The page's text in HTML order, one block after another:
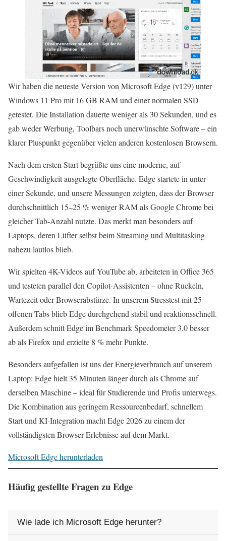
Wir haben die neueste Version von Microsoft Edge (v129) unter
Windows 11 Pro mit 16 GB RAM und einer normalen SSD
getestet. Die Installation dauerte weniger als 30 Sekunden, und es
gab weder Werbung, Toolbars noch unerwünschte Software – ein
klarer Pluspunkt gegenüber vielen anderen kostenlosen Browsern.
Nach dem ersten Start begrüßte uns eine moderne, auf
Geschwindigkeit ausgelegte Oberfläche. Edge startete in unter
einer Sekunde, und unsere Messungen zeigten, dass der Browser
durchschnittlich 15–25 % weniger RAM als Google Chrome bei
gleicher Tab-Anzahl nutzte. Das merkt man besonders auf
Laptops, deren Lüfter selbst beim Streaming und Multitasking
nahezu lautlos blieb.
Wir spielten 4K-Videos auf YouTube ab, arbeiteten in Office 365
und testeten parallel den Copilot-Assistenten – ohne Ruckeln,
Wartezeit oder Browserabstürze. In unserem Stresstest mit 25
offenen Tabs blieb Edge durchgehend stabil und reaktionsschnell.
Außerdem schnitt Edge im Benchmark Speedometer 3.0 besser
ab als Firefox und erzielte 8 % mehr Punkte.
Besonders aufgefallen ist uns der Energieverbrauch auf unserem
Laptop: Edge hielt 35 Minuten länger durch als Chrome auf
derselben Maschine – ideal für Studierende und Profis unterwegs.
Die Kombination aus geringem Ressourcenbedarf, schnellem
Start und KI-Integration macht Edge 2026 zu einem der
vollständigsten Browser-Erlebnisse auf dem Markt.
Microsoft Edge herunterladen
Häufig gestellte Fragen zu Edge
Wie lade ich Microsoft Edge herunter?